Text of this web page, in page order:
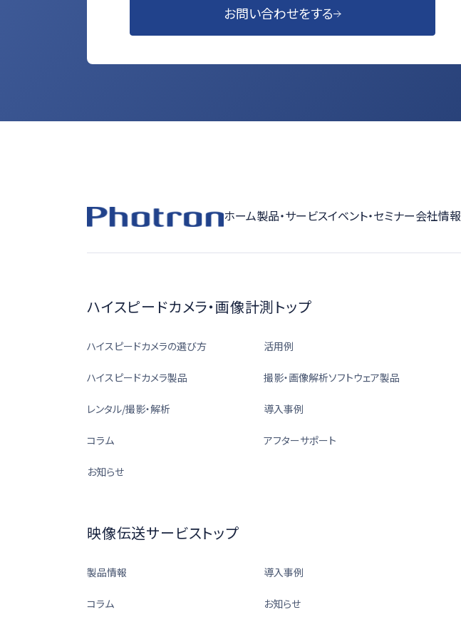
お問い合わせをする
ホーム製品・サービスイベント・セミナー会社情報
ハイスピードカメラ・画像計測トップ
ハイスピードカメラの選び方 活用例
ハイスピードカメラ製品 撮影・画像解析ソフトウェア製品
レンタル/撮影・解析 導入事例
コラム アフターサポート
お知らせ
映像伝送サービストップ
製品情報 導入事例
コラム お知らせ